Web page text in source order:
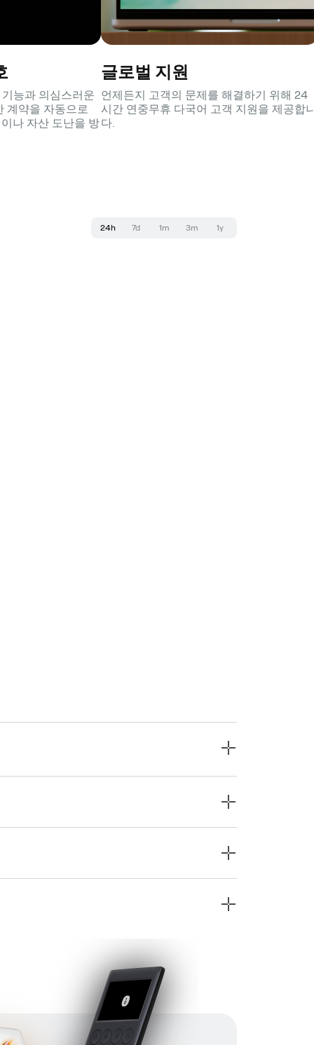
능과 의심스러운
계약을 자동으로
나 자산 도난을 방
글로벌 지원
언제든지 고객의 문제를 해결하기 위해 24
시간 연중무휴 다국어 고객 지원을 제공합
다.
24h 7d 1m 3m 1y